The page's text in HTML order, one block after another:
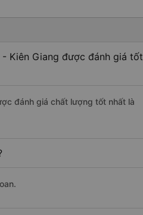
Kiên Giang được đánh giá tốt
đánh giá chất lượng tốt nhất là